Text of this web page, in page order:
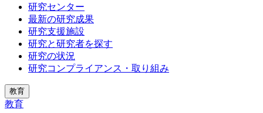
研究センター
最新の研究成果
研究支援施設
研究と研究者を探す
研究の状況
研究コンプライアンス・取り組み
教育
教育